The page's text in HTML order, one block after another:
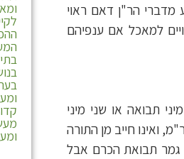
מדברי הר"ן דאם ראוי
למאכל אם ענפיהם
תבואה או שני מיני
ואינו חייב מן התורה
גמר תבואת הכרם אבל